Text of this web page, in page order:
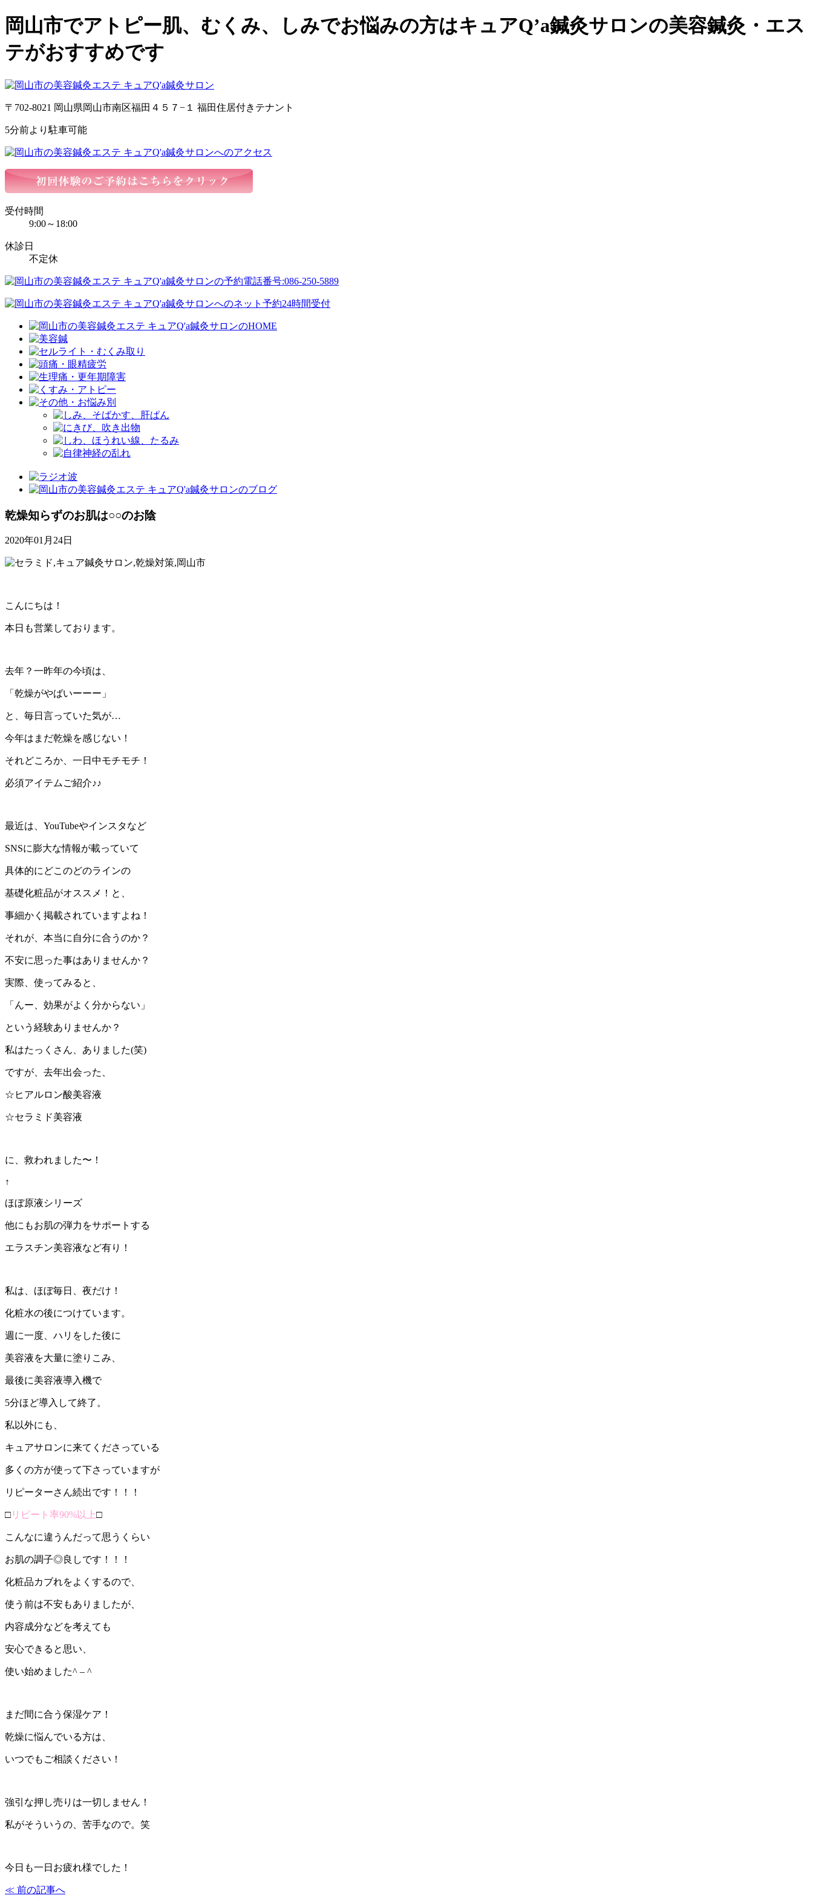
岡山市でアトピー肌、むくみ、しみでお悩みの方はキュアQ’a鍼灸サロンの美容鍼灸・エス
テがおすすめです
〒702-8021 岡山県岡山市南区福田４５７−１ 福田住居付きテナント
5分前より駐車可能
受付時間
9:00～18:00
休診日
不定休
乾燥知らずのお肌は○○のお陰
2020年01月24日
こんにちは！
本日も営業しております。
去年？一昨年の今頃は、
「乾燥がやばいーーー」
と、毎日言っていた気が…
今年はまだ乾燥を感じない！
それどころか、一日中モチモチ！
必須アイテムご紹介♪♪
最近は、YouTubeやインスタなど
SNSに膨大な情報が載っていて
具体的にどこのどのラインの
基礎化粧品がオススメ！と、
事細かく掲載されていますよね！
それが、本当に自分に合うのか？
不安に思った事はありませんか？
実際、使ってみると、
「んー、効果がよく分からない」
という経験ありませんか？
私はたっくさん、ありました(笑)
ですが、去年出会った、
☆ヒアルロン酸美容液
☆セラミド美容液
に、救われました〜！
↑
ほぼ原液シリーズ
他にもお肌の弾力をサポートする
エラスチン美容液など有り！
私は、ほぼ毎日、夜だけ！
化粧水の後につけています。
週に一度、ハリをした後に
美容液を大量に塗りこみ、
最後に美容液導入機で
5分ほど導入して終了。
私以外にも、
キュアサロンに来てくださっている
多くの方が使って下さっていますが
リピーターさん続出です！！！
□ リピート率90%以上□
こんなに違うんだって思うくらい
お肌の調子◎良しです！！！
化粧品カブれをよくするので、
使う前は不安もありましたが、
内容成分などを考えても
安心できると思い、
使い始めました^ – ^
まだ間に合う保湿ケア！
乾燥に悩んでいる方は、
いつでもご相談ください！
強引な押し売りは一切しません！
私がそういうの、苦手なので。笑
今日も一日お疲れ様でした！
≪ 前の記事へ